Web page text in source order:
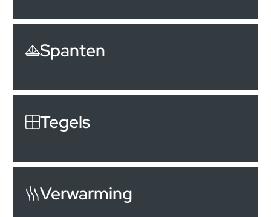
Spanten
Tegels
Verwarming